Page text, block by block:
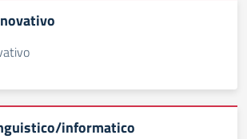
informatico